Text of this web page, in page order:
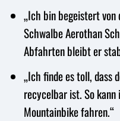
„Ich bin begeistert
Schwalbe Aerothan
Abfahrten bleibt er
„Ich finde es toll, dass
recycelbar ist. So
Mountainbike fahren.“